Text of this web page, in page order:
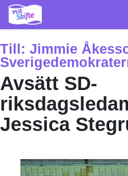
Hoppa
huvudinnehåll
Till: Jimmie
Avsätt SD-
Jessica